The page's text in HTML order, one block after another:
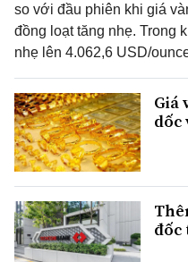
so với đầu phiên khi giá
đồng loạt tăng nhẹ. Trong
nhẹ lên 4.062,6 USD/
Giá
dốc
đốc